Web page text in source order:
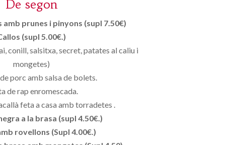
De segon
amb prunes i pinyons (supl 7.50€)
(supl 5.00€.)
conill, salsitxa, secret, patates al caliu i
mongetes)
porc amb salsa de bolets.
de rap enromescada.
feta a casa amb torradetes .
a la brasa (supl 4.50€.)
rovellons (Supl 4.00€.)